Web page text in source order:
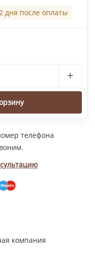
дня после оплаты
телефона
компания